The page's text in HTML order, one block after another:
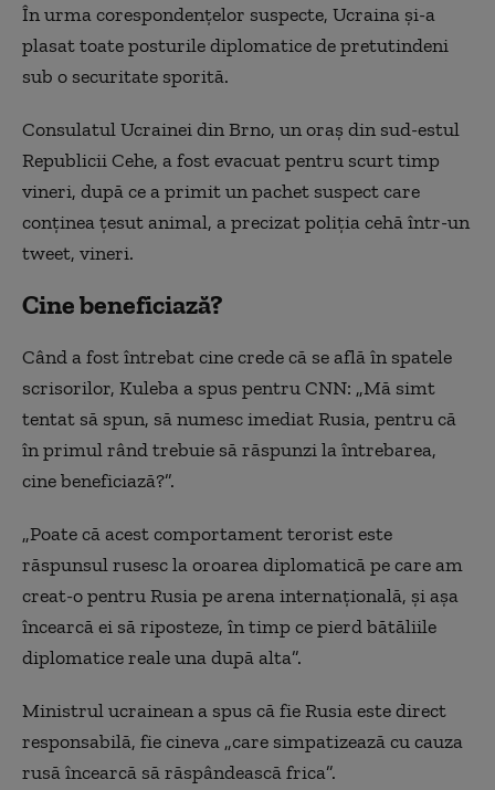
În urma corespondențelor suspecte, Ucraina și-a
plasat toate posturile diplomatice de pretutindeni
sub o securitate sporită.
Consulatul Ucrainei din Brno, un oraș din sud-estul
Republicii Cehe, a fost evacuat pentru scurt timp
vineri, după ce a primit un pachet suspect care
conținea țesut animal, a precizat poliția cehă într-un
tweet, vineri.
Cine beneficiază?
Când a fost întrebat cine crede că se află în spatele
scrisorilor, Kuleba a spus pentru CNN: „Mă simt
tentat să spun, să numesc imediat Rusia, pentru că
în primul rând trebuie să răspunzi la întrebarea,
cine beneficiază?”.
„Poate că acest comportament terorist este
răspunsul rusesc la oroarea diplomatică pe care am
creat-o pentru Rusia pe arena internațională, și așa
încearcă ei să riposteze, în timp ce pierd bătăliile
diplomatice reale una după alta”.
Ministrul ucrainean a spus că fie Rusia este direct
responsabilă, fie cineva „care simpatizează cu cauza
rusă încearcă să răspândească frica”.